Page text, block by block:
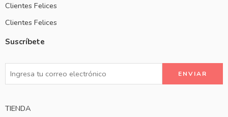
Clientes Felices
Clientes Felices
Suscríbete
TIENDA